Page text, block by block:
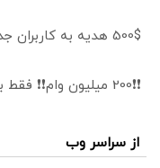
500$ هدیه به کاربران جدید،ثبت نام کن
❗❗200 میلیون وام❗❗ فقط با احراز هویت
از سراسر وب